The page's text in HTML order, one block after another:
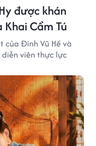
được khán
Cẩm Tú
của Đinh Vũ Hề và
viên thực lực